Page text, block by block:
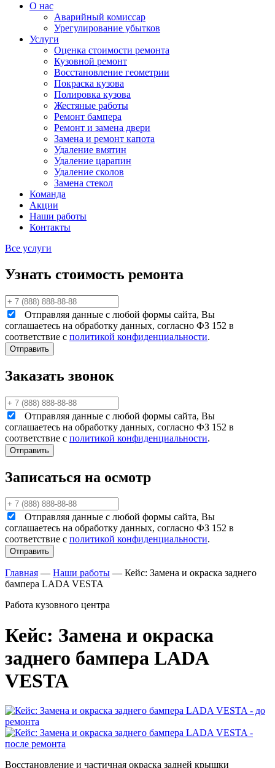
О нас
Аварийный комиссар
Урегулирование убытков
Услуги
Оценка стоимости ремонта
Кузовной ремонт
Восстановление геометрии
Покраска кузова
Полировка кузова
Жестяные работы
Ремонт бампера
Ремонт и замена двери
Замена и ремонт капота
Удаление вмятин
Удаление царапин
Удаление сколов
Замена стекол
Команда
Акции
Наши работы
Контакты
Все услуги
Узнать стоимость ремонта
Отправляя данные с любой формы сайта, Вы
соглашаетесь на обработку данных, согласно ФЗ 152 в
соответствие с политикой конфиденциальности.
Заказать звонок
Отправляя данные с любой формы сайта, Вы
соглашаетесь на обработку данных, согласно ФЗ 152 в
соответствие с политикой конфиденциальности.
Записаться на осмотр
Отправляя данные с любой формы сайта, Вы
соглашаетесь на обработку данных, согласно ФЗ 152 в
соответствие с политикой конфиденциальности.
Главная — Наши работы — Кейс: Замена и окраска заднего
бампера LADA VESTA
Работа кузовного центра
Кейс: Замена и окраска
заднего бампера LADA
VESTA
Восстановление и частичная окраска задней крышки